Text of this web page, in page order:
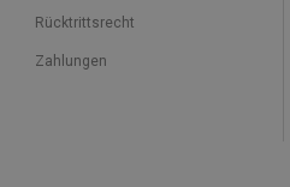
Rücktrittsrecht
Zahlungen